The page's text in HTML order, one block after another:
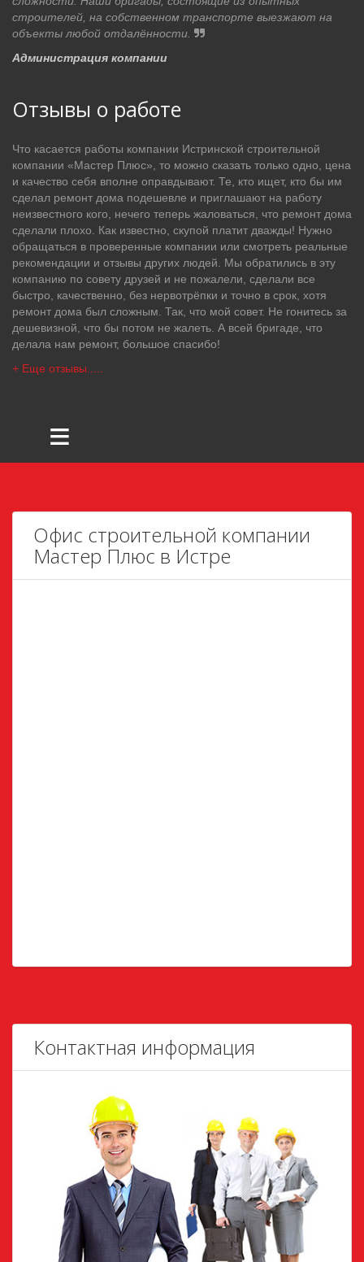
строителей, на собственном транспорте выезжают на
объекты любой отдалённости.
Администрация компании
Отзывы о работе
Что касается работы компании Истринской строительной
компании «Мастер Плюс», то можно сказать только одно, цена
и качество себя вполне оправдывают. Те, кто ищет, кто бы им
сделал ремонт дома подешевле и приглашают на работу
неизвестного кого, нечего теперь жаловаться, что ремонт дома
сделали плохо. Как известно, скупой платит дважды! Нужно
обращаться в проверенные компании или смотреть реальные
рекомендации и отзывы других людей. Мы обратились в эту
компанию по совету друзей и не пожалели, сделали все
быстро, качественно, без нервотрёпки и точно в срок, хотя
ремонт дома был сложным. Так, что мой совет. Не гонитесь за
дешевизной, что бы потом не жалеть. А всей бригаде, что
делала нам ремонт, большое спасибо!
+ Еще отзывы.....
≡
Офис строительной компании
Мастер Плюс в Истре
Контактная информация